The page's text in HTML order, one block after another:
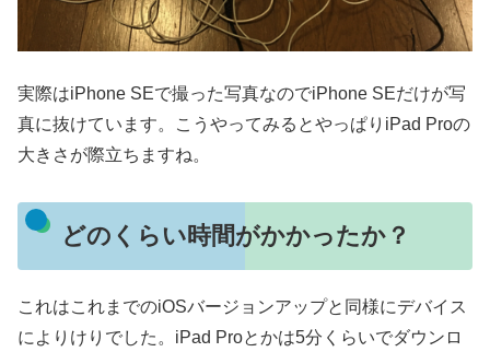
実際はiPhone SEで撮った写真なのでiPhone SEだけが写
真に抜けています。こうやってみるとやっぱりiPad Proの
大きさが際立ちますね。
どのくらい時間がかかったか？
これはこれまでのiOSバージョンアップと同様にデバイス
によりけりでした。iPad Proとかは5分くらいでダウンロ